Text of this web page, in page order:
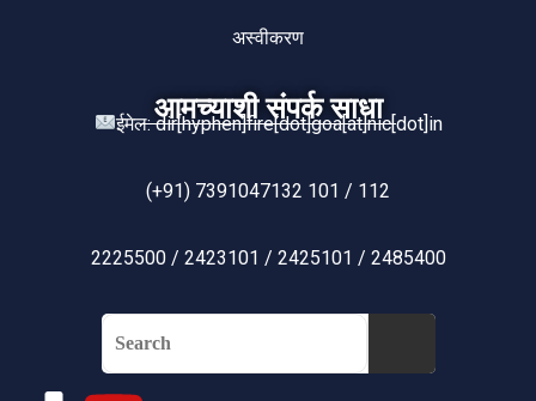
अस्वीकरण
आमच्याशी संपर्क साधा
ईमेल: dir[hyphen]fire[dot]goa[at]nic[dot]in
(+91) 7391047132 101 / 112
2225500 / 2423101 / 2425101 / 2485400